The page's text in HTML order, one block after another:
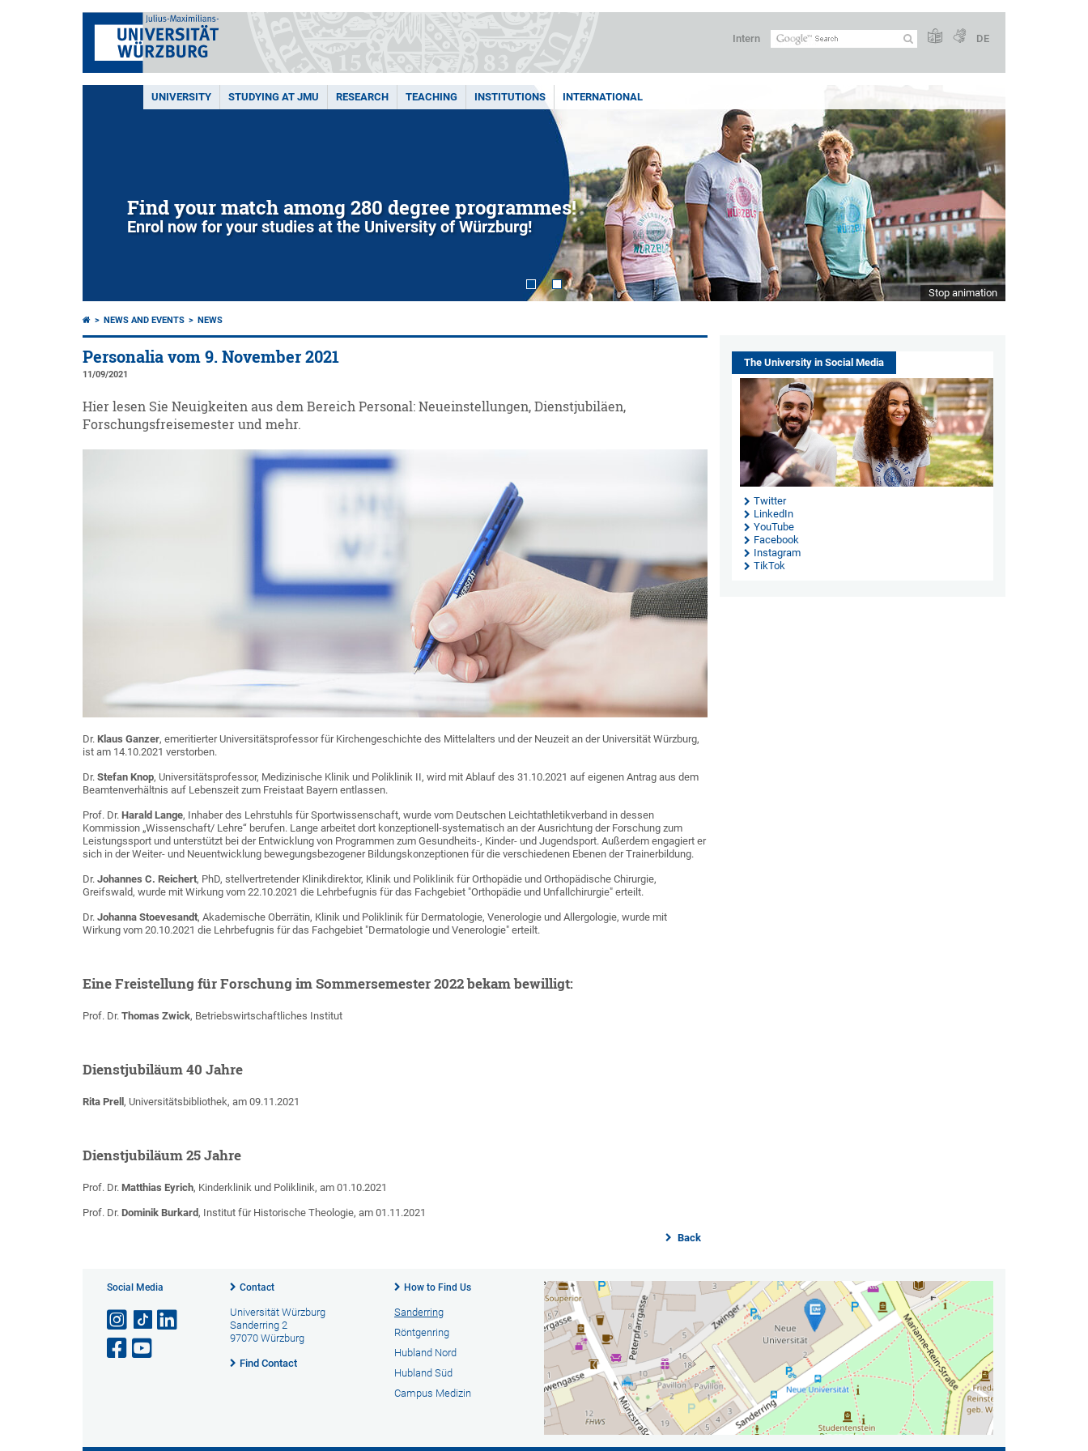
Intern DE
UNIVERSITY STUDYING AT JMU RESEARCH TEACHING INSTITUTIONS INTERNATIONAL
Find your match among 280 degree programmes!
Enrol now for your studies at the University of Würzburg!
Stop animation
NEWS AND EVENTS NEWS
Personalia vom 9. November 2021
11/09/2021
Hier lesen Sie Neuigkeiten aus dem Bereich Personal: Neueinstellungen, Dienstjubiläen,
Forschungsfreisemester und mehr.
Dr. Klaus Ganzer, emeritierter Universitätsprofessor für Kirchengeschichte des Mittelalters und der Neuzeit an der Universität Würzburg,
ist am 14.10.2021 verstorben.
Dr. Stefan Knop, Universitätsprofessor, Medizinische Klinik und Poliklinik II, wird mit Ablauf des 31.10.2021 auf eigenen Antrag aus dem
Beamtenverhältnis auf Lebenszeit zum Freistaat Bayern entlassen.
Prof. Dr. Harald Lange, Inhaber des Lehrstuhls für Sportwissenschaft, wurde vom Deutschen Leichtathletikverband in dessen
Kommission „Wissenschaft/ Lehre“ berufen. Lange arbeitet dort konzeptionell-systematisch an der Ausrichtung der Forschung zum
Leistungssport und unterstützt bei der Entwicklung von Programmen zum Gesundheits-, Kinder- und Jugendsport. Außerdem engagiert er
sich in der Weiter- und Neuentwicklung bewegungsbezogener Bildungskonzeptionen für die verschiedenen Ebenen der Trainerbildung.
Dr. Johannes C. Reichert, PhD, stellvertretender Klinikdirektor, Klinik und Poliklinik für Orthopädie und Orthopädische Chirurgie,
Greifswald, wurde mit Wirkung vom 22.10.2021 die Lehrbefugnis für das Fachgebiet "Orthopädie und Unfallchirurgie" erteilt.
Dr. Johanna Stoevesandt, Akademische Oberrätin, Klinik und Poliklinik für Dermatologie, Venerologie und Allergologie, wurde mit
Wirkung vom 20.10.2021 die Lehrbefugnis für das Fachgebiet "Dermatologie und Venerologie" erteilt.
Eine Freistellung für Forschung im Sommersemester 2022 bekam bewilligt:
Prof. Dr. Thomas Zwick, Betriebswirtschaftliches Institut
Dienstjubiläum 40 Jahre
Rita Prell , Universitätsbibliothek, am 09.11.2021
Dienstjubiläum 25 Jahre
Prof. Dr. Matthias Eyrich, Kinderklinik und Poliklinik, am 01.10.2021
Prof. Dr. Dominik Burkard , Institut für Historische Theologie, am 01.11.2021
Back
The University in Social Media
Twitter
LinkedIn
YouTube
Facebook
Instagram
TikTok
Social Media Contact
Universität Würzburg
Sanderring 2
97070 Würzburg
Find Contact
How to Find Us
Sanderring
Röntgenring
Hubland Nord
Hubland Süd
Campus Medizin